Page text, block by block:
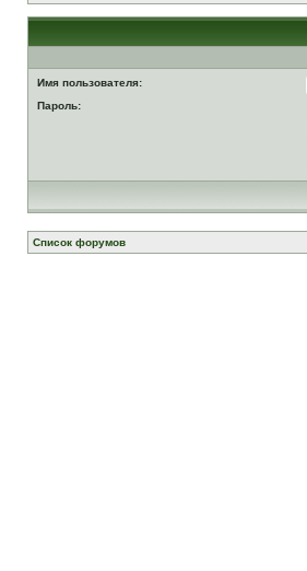
Имя пользователя:
Пароль:
Список форумов